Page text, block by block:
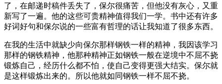
了，在邮递时稿件丢失了，保尔很痛苦，但他没有灰心，又重
新写了一遍。他的这些可贵精神值得我们一学。书中还有许多
好词好句和保尔说的一些富有哲理的话让我知道了很多东西。
在我的生活中就缺少向保尔那样钢铁一样的精神，我因该学习
那样的钢铁精神，他那种精神正如钢铁一般在逆境中不屈不挠
锻炼自己，经历什么都不怕，使自己变得更强大结实。保尔就
是这样锻炼出来的。所以他就如同钢铁一样不屈不挠。